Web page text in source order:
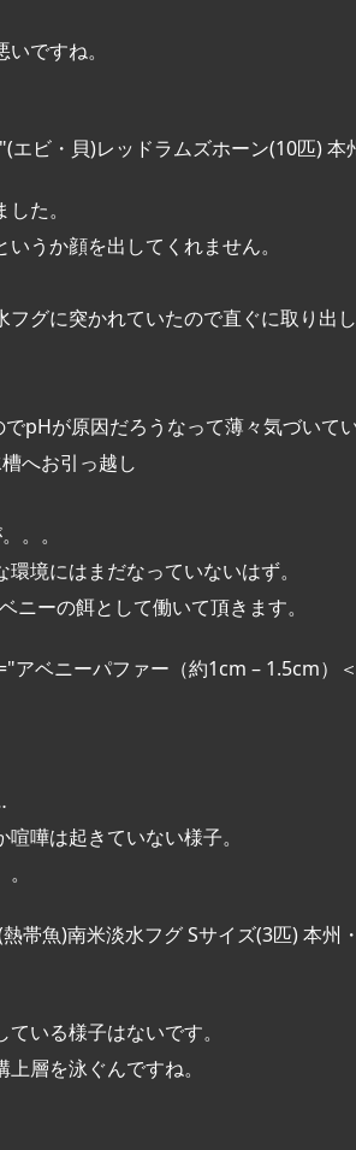
ですね。
ビ・貝)レッドラムズホーン(10匹) 本
た。
うか顔を出してくれません。
グに突かれていたので直ぐに取り出し
pHが原因だろうなって薄々気づいてい
へお引っ越し
。。
境にはまだなっていないはず。
ーの餌として働いて頂きます。
ベニーパファー（約1cm – 1.5cm）
嘩は起きていない様子。
帯魚)南米淡水フグ Sサイズ(3匹) 本州
いる様子はないです。
層を泳ぐんですね。